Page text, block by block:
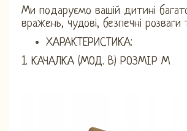
Ми подаруємо вашій дитині
вражень, чудові, безпечні розваги
ХАРАКТЕРИСТИКА:
1. КАЧАЛКА (МОД. В) РОЗМІР М